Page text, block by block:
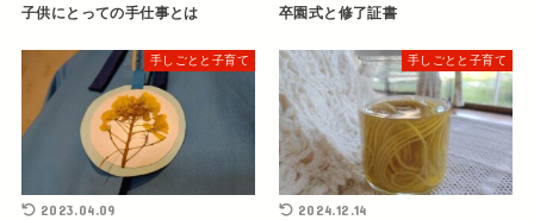
子供にとっての手仕事とは 卒園式と修了証書
手しごとと子育て
2023.04.09
手しごとと子育て
2024.12.14